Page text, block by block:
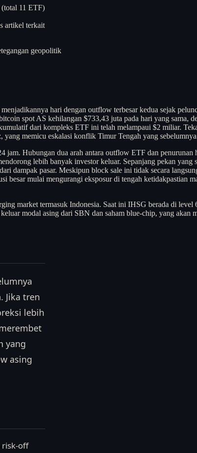
11 ETF)
artikel terkait
geopolitik
hari dengan outflow terbesar kedua sejak
spot AS kehilangan $733,43 juta pada hari yang sama,
dari kompleks ETF ini telah melampaui $2 miliar.
memicu eskalasi konflik Timur Tengah yang
jam. Hubungan dua arah antara outflow ETF dan penurunan
lebih banyak investor keluar. Sepanjang pekan yang
dampak pasar. Meskipun block sale ini tidak secara
besar mulai mengurangi eksposur di tengah ketidakpastian
market termasuk Indonesia. Saat ini IHSG berada di
modal asing dari SBN dan saham blue-chip, yang akan
Jika tren
lebih
yang
asing
risk-off